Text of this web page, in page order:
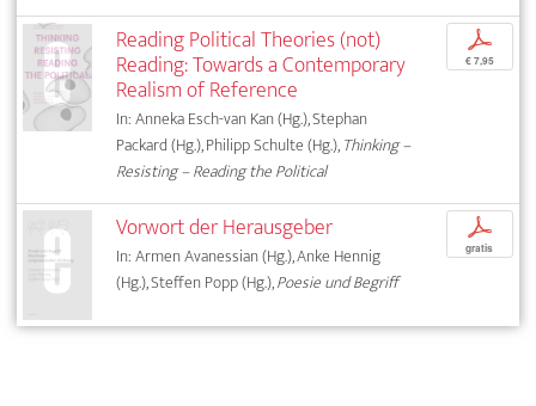
Reading Political Theories (not)
Reading: Towards a Contemporary
Realism of Reference
In: Anneka Esch-van Kan (Hg.), Stephan
Packard (Hg.), Philipp Schulte (Hg.),Thinking –
Resisting – Reading the Political
p
€ 7,95
Vorwort der Herausgeber
In: Armen Avanessian (Hg.), Anke Hennig
(Hg.), Steffen Popp (Hg.),Poesie und Begriff
p
gratis